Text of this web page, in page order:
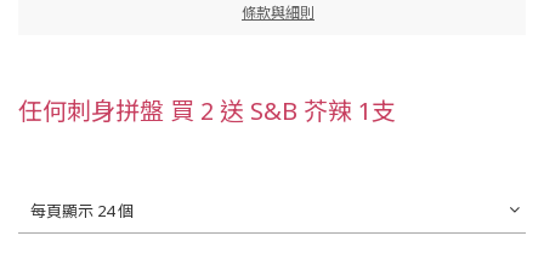
條款與細則
任何刺身拼盤 買 2 送 S&B 芥辣 1支
每頁顯示 24 個